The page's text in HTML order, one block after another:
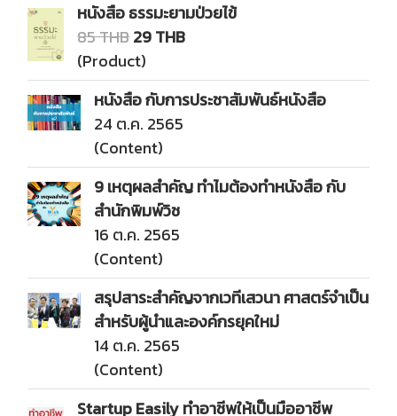
หนังสือ ธรรมะยามป่วยไข้
85 THB29 THB
(Product)
หนังสือ กับการประชาสัมพันธ์หนังสือ
24 ต.ค. 2565
(Content)
9 เหตุผลสำคัญ ทำไมต้องทำหนังสือ กับ
สำนักพิมพ์วิช
16 ต.ค. 2565
(Content)
สรุปสาระสำคัญจากเวทีเสวนา ศาสตร์จำเป็น
สำหรับผู้นำและองค์กรยุคใหม่
14 ต.ค. 2565
(Content)
Startup Easily ทำอาชีพให้เป็นมืออาชีพ